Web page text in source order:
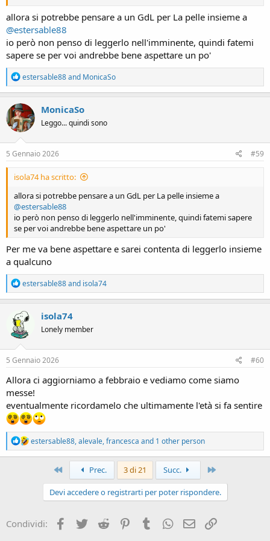
allora si potrebbe pensare a un GdL per La pelle insieme a
@estersable88
io però non penso di leggerlo nell'imminente, quindi fatemi
sapere se per voi andrebbe bene aspettare un po'
R
e
a
c
t
i
o
n
s
estersable88and MonicaSo
MonicaSo
Leggo... quindi sono
5 Gennaio 2026 #59
isola74 ha scritto:
allora si potrebbe pensare a un GdL per La pelle insieme a
@estersable88
io però non penso di leggerlo nell'imminente, quindi fatemi sapere
se per voi andrebbe bene aspettare un po'
Per me va bene aspettare e sarei contenta di leggerlo insieme
a qualcuno
R
e
a
c
t
i
o
n
s
estersable88and isola74
isola74
Lonely member
5 Gennaio 2026 #60
Allora ci aggiorniamo a febbraio e vediamo come siamo
messe!
eventualmente ricordamelo che ultimamente l'età si fa sentire
R
e
a
:
estersable88,alevale,francesca and 1 other person
Primo Prec. 3 di 21 Succ.
Devi accedere o registrarti per poter rispondere.
Condividi: Facebook
Twitter Reddit PinterestTumblrWhatsApp
e-mail